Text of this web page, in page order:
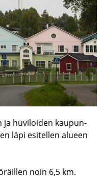
ja hu­vi­loi­den kau­pun­
läpi esi­tel­len alu­een
noin 6,5 km.